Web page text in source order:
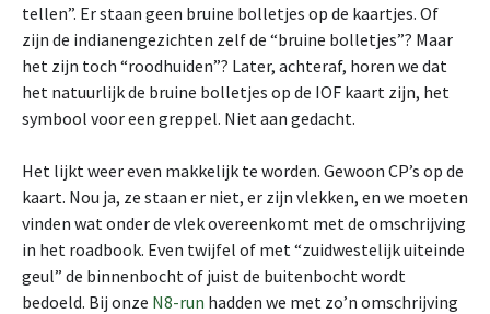
tellen”. Er staan geen bruine bolletjes op de kaartjes. Of
zijn de indianengezichten zelf de “bruine bolletjes”? Maar
het zijn toch “roodhuiden”? Later, achteraf, horen we dat
het natuurlijk de bruine bolletjes op de IOF kaart zijn, het
symbool voor een greppel. Niet aan gedacht.
Het lijkt weer even makkelijk te worden. Gewoon CP’s op de
kaart. Nou ja, ze staan er niet, er zijn vlekken, en we moeten
vinden wat onder de vlek overeenkomt met de omschrijving
in het roadbook. Even twijfel of met “zuidwestelijk uiteinde
geul” de binnenbocht of juist de buitenbocht wordt
bedoeld. Bij onze N8-run hadden we met zo’n omschrijving